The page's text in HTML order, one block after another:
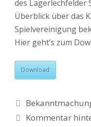
des Lagerlechfelder
Überblick über das
Spielvereinigung
Hier geht’s zum
Download
Kategorien
Kommentar